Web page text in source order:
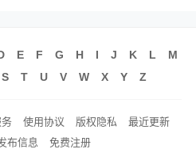
E F G H I J K L
M
S T U V W X Y Z
使用协议 版权隐私
最近更新
布信息 免费注册